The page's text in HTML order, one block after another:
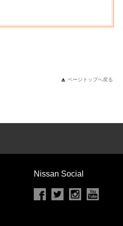
ページトップへ戻る
Nissan Social